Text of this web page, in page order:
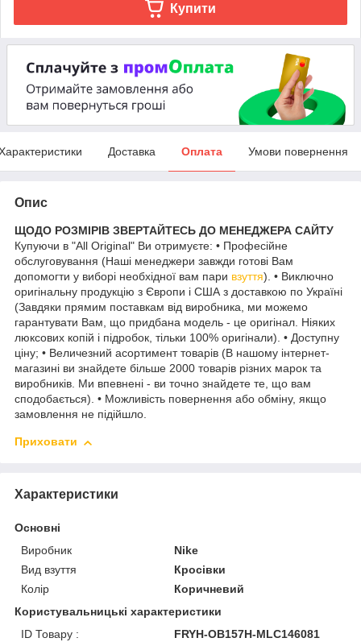
Купити
Доставка Оплата Умови повернення
Опис
ЩОДО РОЗМІРІВ ЗВЕРТАЙТЕСЬ ДО МЕНЕДЖЕРА САЙТУ
Купуючи в "All Original" Ви отримуєте: • Професійне
обслуговування (Наші менеджери завжди готові Вам
допомогти у виборі необхідної вам пари взуття). • Виключно
оригінальну продукцію з Європи і США з доставкою по Україні
(Завдяки прямим поставкам від виробника, ми можемо
гарантувати Вам, що придбана модель - це оригінал. Ніяких
люксових копій і підробок, тільки 100% оригінали). • Доступну
ціну; • Величезний асортимент товарів (В нашому інтернет-
магазині ви знайдете більше 2000 товарів різних марок та
виробників. Ми впевнені - ви точно знайдете те, що вам
сподобається). • Можливість повернення або обміну, якщо
замовлення не підійшло.
Приховати
Характеристики
Основні
Виробник
Nike
Вид взуття
Кросівки
Колір
Коричневий
Користувальницькі характеристики
ID Товару :
FRYH-OB157H-MLC146081